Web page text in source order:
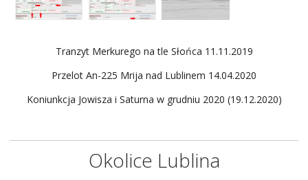
Tranzyt Merkurego na tle Słońca 11.11.2019
Przelot An-225 Mrija nad Lublinem 14.04.2020
Koniunkcja Jowisza i Saturna w grudniu 2020 (19.12.2020)
Okolice Lublina